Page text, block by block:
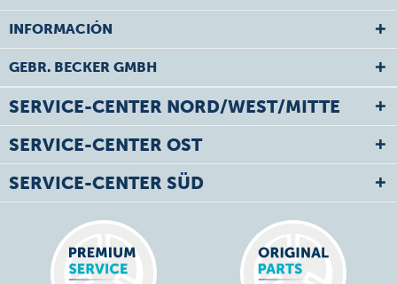
INFORMACIÓN
GEBR. BECKER GMBH
SERVICE-CENTER NORD/WEST/MITTE
SERVICE-CENTER OST
SERVICE-CENTER SÜD